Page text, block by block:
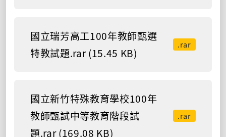
國立瑞芳高工100年教師甄選
特教試題.rar (15.45 KB)
.rar
國立新竹特殊教育學校100年
教師甄試中等教育階段試
題.rar (169.08 KB)
.rar